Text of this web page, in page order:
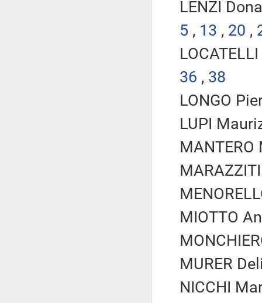
LENZI
5 , 13 , 20 ,
36 , 38
LONGO
LUPI
MIOTTO
MURER
NICCHI